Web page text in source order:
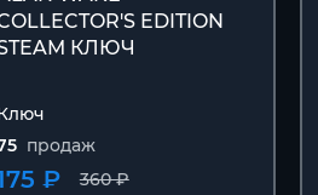
EDITION
КЛЮЧ
продаж
360 ₽
₽